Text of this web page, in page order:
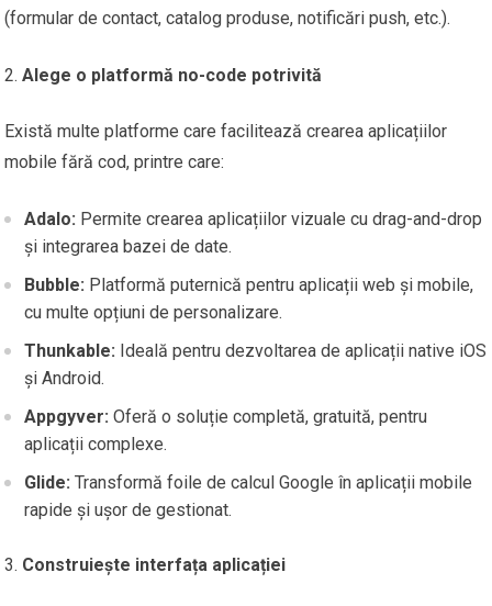
(formular de contact, catalog produse, notificări push, etc.).
Alege o platformă no-code potrivită
Există multe platforme care facilitează crearea aplicațiilor
mobile fără cod, printre care:
Adalo: Permite crearea aplicațiilor vizuale cu drag-and-drop
și integrarea bazei de date.
Bubble: Platformă puternică pentru aplicații web și mobile,
cu multe opțiuni de personalizare.
Thunkable: Ideală pentru dezvoltarea de aplicații native iOS
și Android.
Appgyver: Oferă o soluție completă, gratuită, pentru
aplicații complexe.
Glide: Transformă foile de calcul Google în aplicații mobile
rapide și ușor de gestionat.
Construiește interfața aplicației